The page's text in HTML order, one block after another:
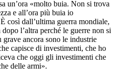
un’ora «molto buia. Non si trova
e all’ora più buia io
così dall’ultima guerra mondiale,
l’altra perché le guerre non si
ancora sono le industrie
capisce di investimenti, che ho
che oggi gli investimenti che
delle armi».